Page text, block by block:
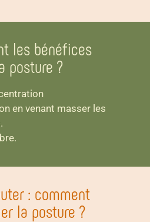
les bénéfices
posture ?
en venant masser les
: comment
la posture ?